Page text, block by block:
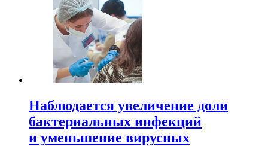
Наблюдается увеличение доли
бактериальных инфекций
и уменьшение вирусных